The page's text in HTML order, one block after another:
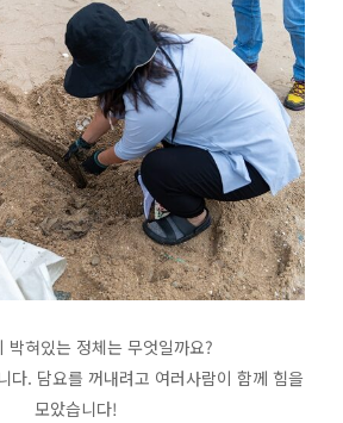
박혀있는 정체는 무엇일까요?
다. 담요를 꺼내려고 여러사람이 함께 힘을
모았습니다!